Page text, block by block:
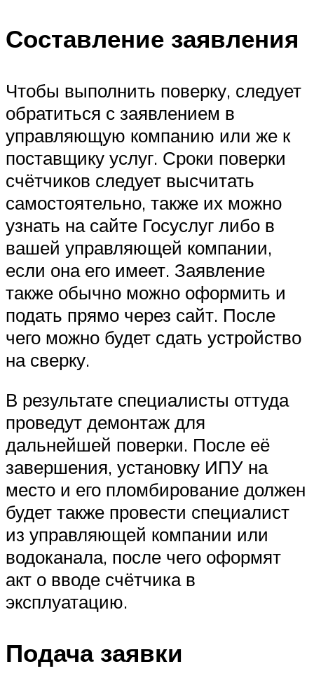
Составление заявления
Чтобы выполнить поверку, следует
обратиться с заявлением в
управляющую компанию или же к
поставщику услуг. Сроки поверки
счётчиков следует высчитать
самостоятельно, также их можно
узнать на сайте Госуслуг либо в
вашей управляющей компании,
если она его имеет. Заявление
также обычно можно оформить и
подать прямо через сайт. После
чего можно будет сдать устройство
на сверку.
В результате специалисты оттуда
проведут демонтаж для
дальнейшей поверки. После её
завершения, установку ИПУ на
место и его пломбирование должен
будет также провести специалист
из управляющей компании или
водоканала, после чего оформят
акт о вводе счётчика в
эксплуатацию.
Подача заявки